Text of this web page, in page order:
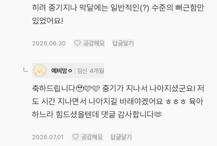
히려 중기지나 막달에는 일반적인(?) 수준의 뻐근함만
있었어요!
2026.06.30 공감해요 답글달기
예비맘ㅇ 임신 4개월
축하드립니다🥹🩷🩷 중기가 지나서 나아지셨군요! 저
도 시간 지나면서 나아지길 바래야겠어요 ㅎㅎㅎ 육아
하느라 힘드셨을텐데 댓글 감사합니다🫶
2026.07.01 공감해요 답글달기